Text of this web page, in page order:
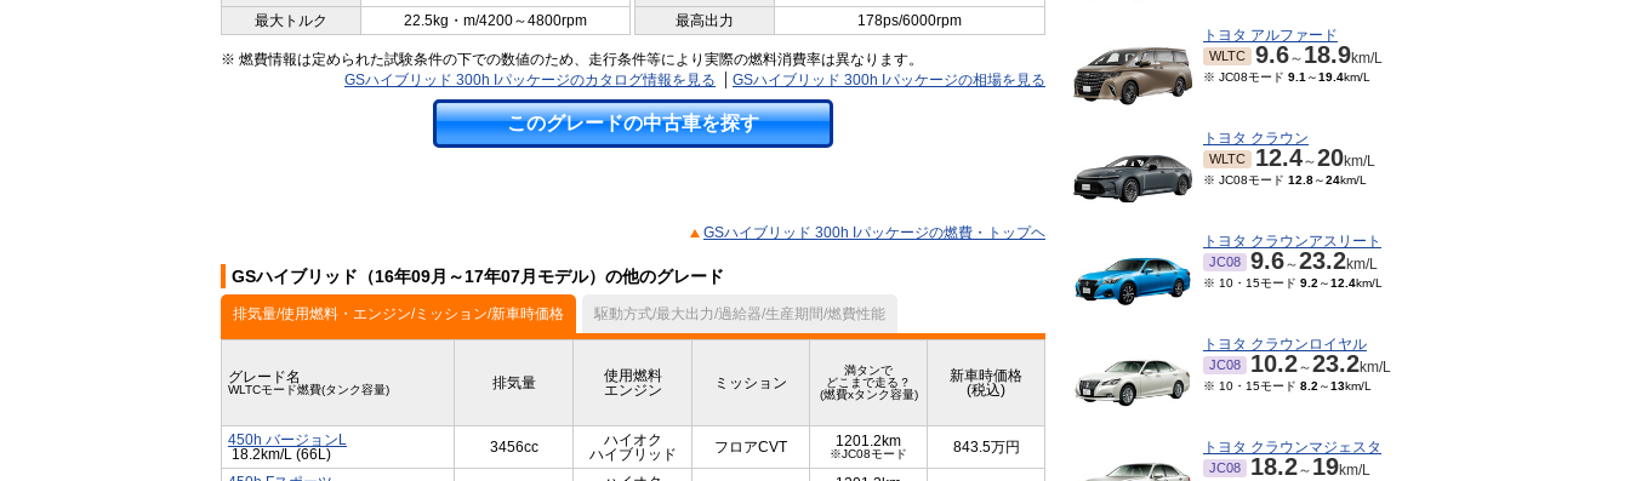
最大トルク
22.5kg・m/4200～4800rpm 最高出力 178ps/6000rpm
※ 燃費情報は定められた試験条件の下での数値のため、走行条件等により実際の燃料消費率は異なります。
GSハイブリッド 300h Iパッケージのカタログ情報を見る
GSハイブリッド 300h Iパッケージの相場を見る
このグレードの中古車を探す
GSハイブリッド 300h Iパッケージの燃費・トップヘ
GSハイブリッド（16年09月～17年07月モデル）の他のグレード
排気量/使用燃料・エンジン/ミッション/新車時価格 駆動方式/最大出力/過給器/生産期間/燃費性能
グレード名
WLTCモード燃費(タンク容量) 排気量
使用燃料
エンジン
ミッション
満タンで
どこまで走る？
(燃費xタンク容量)
新車時価格
(税込)
450h バージョンL
18.2km/L (66L)
3456cc
ハイオク
ハイブリッド
フロアCVT 1201.2km
※JC08モード 843.5万円
トヨタ アルファード
WLTC 9.6～ 18.9km/L
※ JC08モード 9.1 ～19.4km/L
トヨタ クラウン
WLTC 12.4～20km/L
※ JC08モード 12.8～24km/L
トヨタ クラウンアスリート
JC08 9.6～23.2km/L
※ 10・15モード 9.2 ～12.4km/L
トヨタ クラウンロイヤル
JC08 10.2～23.2km/L
※ 10・15モード 8.2 ～13km/L
トヨタ クラウンマジェスタ
JC08 18.2～ 19km/L